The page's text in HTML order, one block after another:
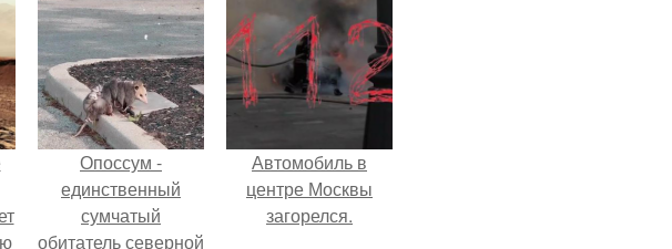
выглядит так, будто
сошла с полотна
художника.
Опоссум -
единственный
сумчатый
обитатель северной
Автомобиль в
центре Москвы
загорелся.